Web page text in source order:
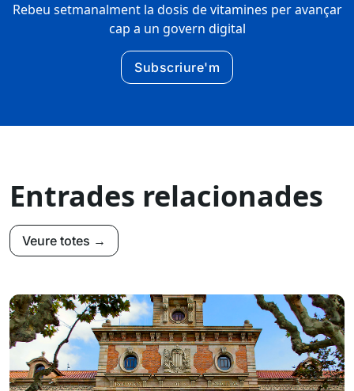
Rebeu setmanalment la dosis de vitamines per avançar
cap a un govern digital
Subscriure'm
Entrades relacionades
Veure totes →